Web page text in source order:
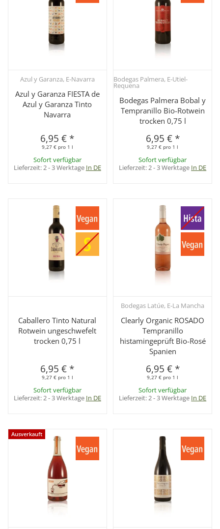
Azul y Garanza, E-Navarra
Azul y Garanza FIESTA de
Azul y Garanza Tinto
Navarra
6,95 € *
9,27 € pro 1 l
Sofort verfügbar
Lieferzeit:2 - 3 Werktage In DE
Bodegas Palmera, E-Utiel-
Requena
Bodegas Palmera Bobal y
Tempranillo Bio-Rotwein
trocken 0,75 l
6,95 € *
9,27 € pro 1 l
Sofort verfügbar
Lieferzeit:2 - 3 Werktage In DE
Caballero Tinto Natural
Rotwein ungeschwefelt
trocken 0,75 l
6,95 € *
9,27 € pro 1 l
Sofort verfügbar
Lieferzeit:2 - 3 Werktage In DE
Bodegas Latúe, E-La Mancha
Clearly Organic ROSADO
Tempranillo
histamingeprüft Bio-Rosé
Spanien
6,95 € *
9,27 € pro 1 l
Sofort verfügbar
Lieferzeit:2 - 3 Werktage In DE
Ausverkauft